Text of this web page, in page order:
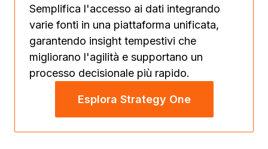
Semplifica l'accesso ai dati integrando
varie fonti in una piattaforma unificata,
garantendo insight tempestivi che
migliorano l'agilità e supportano un
processo decisionale più rapido.
Esplora Strategy One